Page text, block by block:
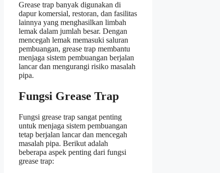
Grease trap banyak digunakan di
dapur komersial, restoran, dan fasilitas
lainnya yang menghasilkan limbah
lemak dalam jumlah besar. Dengan
mencegah lemak memasuki saluran
pembuangan, grease trap membantu
menjaga sistem pembuangan berjalan
lancar dan mengurangi risiko masalah
pipa.
Fungsi Grease Trap
Fungsi grease trap sangat penting
untuk menjaga sistem pembuangan
tetap berjalan lancar dan mencegah
masalah pipa. Berikut adalah
beberapa aspek penting dari fungsi
grease trap: